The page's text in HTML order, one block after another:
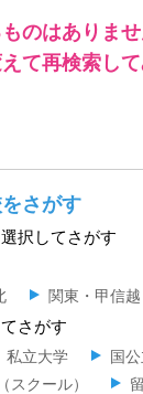
のはありませ
て再検索して
さがす
択してさがす
関東・甲信越
さがす
私立大学 国
スクール）